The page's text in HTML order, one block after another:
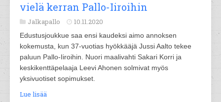
vielä kerran Pallo-Iiroihin
Jalkapallo 10.11.2020
Edustusjoukkue saa ensi kaudeksi aimo annoksen
kokemusta, kun 37-vuotias hyökkääjä Jussi Aalto tekee
paluun Pallo-Iiroihin. Nuori maalivahti Sakari Korri ja
keskikenttäpelaaja Leevi Ahonen solmivat myös
yksivuotiset sopimukset.
Lue lisää